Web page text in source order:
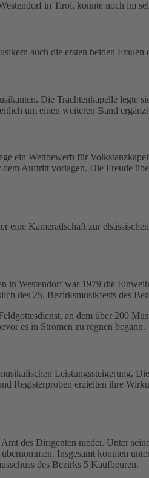
in Tirol, konnte noch im
auch die ersten beiden
Die Trachtenkapelle legte
um einen weiteren Band
ein Wettbewerb für
Auftritt vorlagen. Die Freude
eine Kameradschaft zur
in Westendorf war 1979 die
des 25. Bezirksmusikfests des
an dem über 200
es in Strömen zu regnen begann.
Leistungssteigerung.
Registerproben erzielten ihre
Amt des Dirigenten nieder. Unter
Insgesamt konnten
des Bezirks 5 Kaufbeuren.